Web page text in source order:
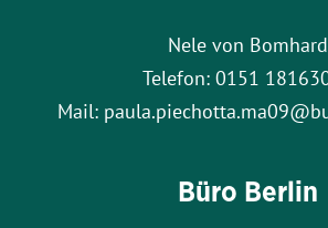
normale
Nele von Bomhard
Telefon: 0151
Mail:
Büro Berlin